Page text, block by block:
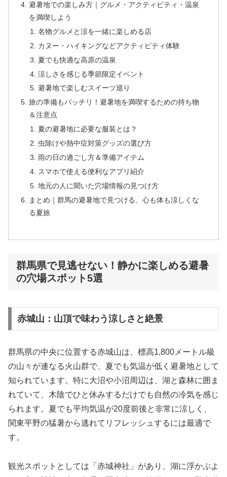
避暑地での楽しみ方｜グルメ・アクティビティ・温泉
を満喫しよう
名物グルメと涼を一緒に楽しめる店
カヌー・ハイキングなどアクティビティ体験
夏でも快適な高原の温泉
涼しさを感じる季節限定イベント
避暑地で楽しむスイーツ巡り
旅の準備もバッチリ！避暑地を満喫するための持ち物
＆注意点
夏の避暑地に必要な服装とは？
虫除けや熱中症対策グッズの選び方
雨の日の過ごし方＆準備アイテム
スマホで使える便利なアプリ紹介
地元の人に聞いた穴場情報の見つけ方
まとめ｜群馬の避暑地で見つける、心も体も涼しくな
る夏旅
群馬県で見逃せない！静かに楽しめる避暑
の穴場スポット5選
赤城山：山頂で味わう涼しさと絶景
群馬県の中央に位置する赤城山は、標高1,800メートル級
の山々が連なる火山群で、夏でも気温が低く避暑地として
知られています。特に大沼や小沼周辺は、湖と森林に囲ま
れていて、木陰でひと休みするだけでも自然の冷気を感じ
られます。夏でも平均気温が20度前後と非常に涼しく、
関東平野の猛暑から逃れてリフレッシュするには最適で
す。
観光スポットとしては「赤城神社」があり、湖に浮かぶよ